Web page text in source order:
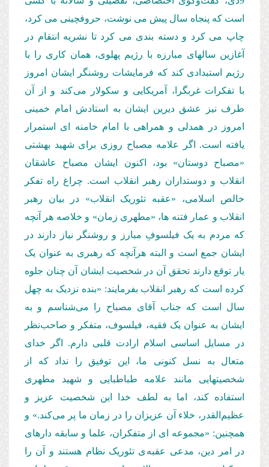
است که پنجاه سال پیش می نوشت، حروفچینی می کرد،
چاپ می کرد و دسته بندی می کرد تا نشریه انتقام در
آغازین سالهای مبارزه با رژیم پهلوی، همان کاری را با
رژیم استبدادی کند که فرمایشات روشنگر ایشان امروز
با تفکرات غربگرا، آمریکایی و سکولار می کند و از آن
طرف نیز عشق دیرین ایشان به استادش امام خمینی
امروز در همدلی و همراهی با امام خامنه ای استمرار
یافته است. اگر علامه مصباح روزی برای شهید بهشتی
«مصباح دوستان» بود، اکنون ایشان مصباح عاشقان
انقلاب و دوستداران رهبر انقلاب است. چراغ راه تفکر
خالص اسلامی، «عقبه تئوریک انقلاب» در بیان رهبر
انقلاب و عمار فتنه ها، «مطهری زمان» و خلاصه هر آنچه
که مردم به یک فیلسوفِ مبارز و روشنگر نیاز دارند در
ایشان جمع است و البته هرآنچه که رهبری به عنوان یک
یار توقع دارند تحقق آن در شخصیت ایشان آن چنان جلوه
کرده است که رهبر انقلاب بفرمایند: «بنده نزدیک به چهل
سال است که جناب آقای مصباح را می‌شناسم و به
ایشان به عنوان یک فقیه، فیلسوف، متفکر و صاحب‌نظر
در مسایل اساسی اسلام ارادت قلبی دارم. اگر خدای
متعال به نسل کنونی ما، این توفیق را نداد که از
شخصیتهایی مانند علامه طباطبایی و شهید مطهری
استفاده کند، اما به لطف خدا این شخصیت عزیز و
عظیم‌القدر، خلاء آن عزیزان را در زمان ما پر می‌کند.» و
همچنین: «مجموعه ای از متفکران، علما و سابقه دارهای
در امر دین، مدعی عقبه ی تئوریک نظام هستند و آن را